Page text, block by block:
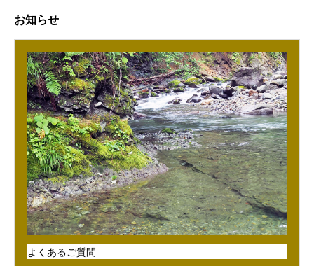
お知らせ
よくあるご質問